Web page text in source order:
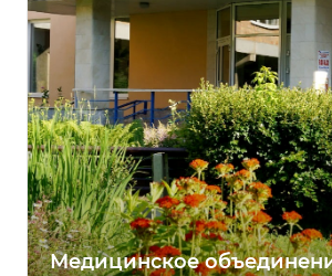
Медицинское